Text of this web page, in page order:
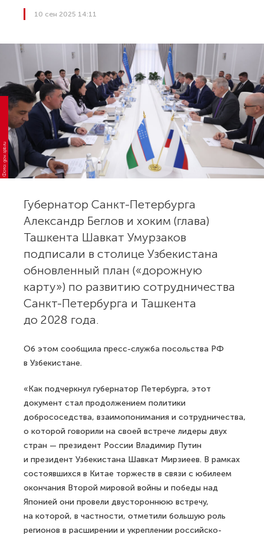
10 сен 2025 14:11
Фото: gov.spb.ru
Губернатор Санкт-Петербурга
Александр Беглов и хоким (глава)
Ташкента Шавкат Умурзаков
подписали в столице Узбекистана
обновленный план («дорожную
карту») по развитию сотрудничества
Санкт-Петербурга и Ташкента
до 2028 года.
Об этом сообщила пресс-служба посольства РФ
в Узбекистане.
«Как подчеркнул губернатор Петербурга, этот
документ стал продолжением политики
добрососедства, взаимопонимания и сотрудничества,
о которой говорили на своей встрече лидеры двух
стран — президент России Владимир Путин
и президент Узбекистана Шавкат Мирзиеев. В рамках
состоявшихся в Китае торжеств в связи с юбилеем
окончания Второй мировой войны и победы над
Японией они провели двустороннюю встречу,
на которой, в частности, отметили большую роль
регионов в расширении и укреплении российско-